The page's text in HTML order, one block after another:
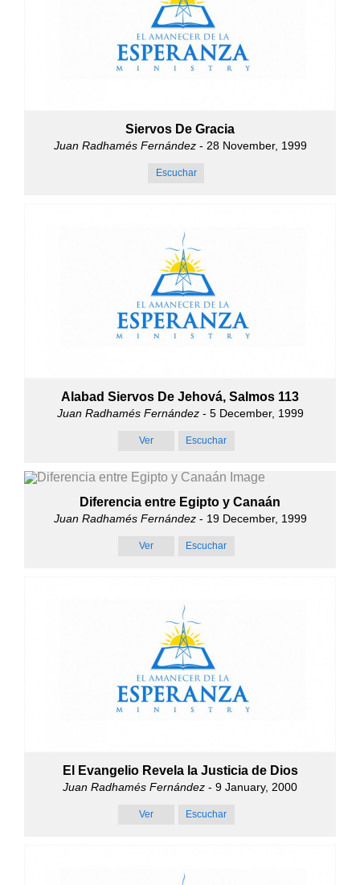
Siervos De Gracia
Juan Radhamés Fernández- 28 November, 1999
Escuchar
Alabad Siervos De Jehová, Salmos 113
Juan Radhamés Fernández- 5 December, 1999
Ver Escuchar
Diferencia entre Egipto y Canaán
Juan Radhamés Fernández- 19 December, 1999
Ver Escuchar
El Evangelio Revela la Justicia de Dios
Juan Radhamés Fernández - 9 January, 2000
Ver Escuchar